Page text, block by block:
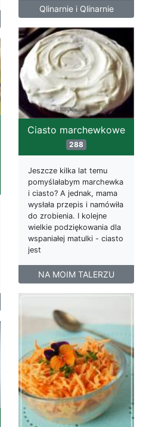
Qlinarnie i Qlinarnie
Ciasto marchewkowe
288
Jeszcze kilka lat temu
pomyślałabym marchewka
i ciasto? A jednak, mama
wysłała przepis i namówiła
do zrobienia. I kolejne
wielkie podziękowania dla
wspaniałej matulki - ciasto
jest
NA MOIM TALERZU